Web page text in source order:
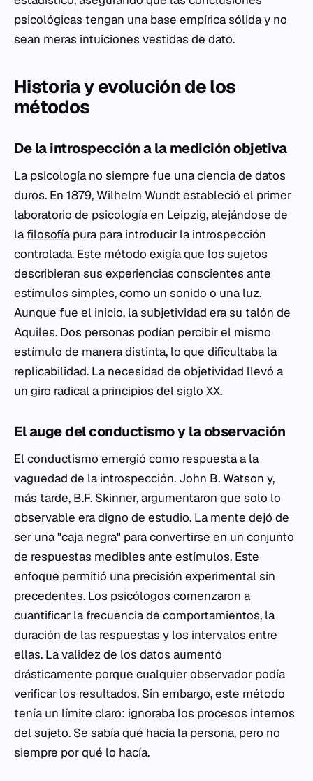
psicológicas tengan una base empírica sólida y no
sean meras intuiciones vestidas de dato.
Historia y evolución de los
métodos
De la introspección a la medición objetiva
La psicología no siempre fue una ciencia de datos
duros. En 1879, Wilhelm Wundt estableció el primer
laboratorio de psicología en Leipzig, alejándose de
la filosofía pura para introducir la introspección
controlada. Este método exigía que los sujetos
describieran sus experiencias conscientes ante
estímulos simples, como un sonido o una luz.
Aunque fue el inicio, la subjetividad era su talón de
Aquiles. Dos personas podían percibir el mismo
estímulo de manera distinta, lo que dificultaba la
replicabilidad. La necesidad de objetividad llevó a
un giro radical a principios del siglo XX.
El auge del conductismo y la observación
El conductismo emergió como respuesta a la
vaguedad de la introspección. John B. Watson y,
más tarde, B.F. Skinner, argumentaron que solo lo
observable era digno de estudio. La mente dejó de
ser una "caja negra" para convertirse en un conjunto
de respuestas medibles ante estímulos. Este
enfoque permitió una precisión experimental sin
precedentes. Los psicólogos comenzaron a
cuantificar la frecuencia de comportamientos, la
duración de las respuestas y los intervalos entre
ellas. La validez de los datos aumentó
drásticamente porque cualquier observador podía
verificar los resultados. Sin embargo, este método
tenía un límite claro: ignoraba los procesos internos
del sujeto. Se sabía qué hacía la persona, pero no
siempre por qué lo hacía.